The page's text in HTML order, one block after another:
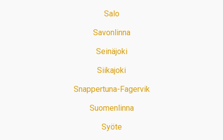
Salo
Savonlinna
Seinäjoki
Siikajoki
Snappertuna-Fagervik
Suomenlinna
Syöte